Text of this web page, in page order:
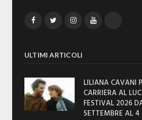
FacebookTwitterInstagramYouTube
ULTIMI ARTICOLI
LILIANA CAVANI
CARRIERA AL
FESTIVAL 2026
SETTEMBRE AL